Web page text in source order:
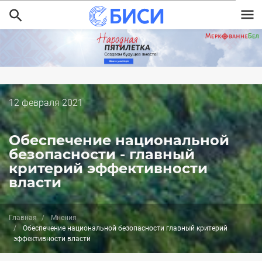
Перейти
к
основному
содержанию
Дата
публикации
12 февраля 2021
Обеспечение национальной
безопасности - главный
критерий эффективности
власти
Главная
Мнения
Обеспечение национальной безопасности главный критерий
эффективности власти